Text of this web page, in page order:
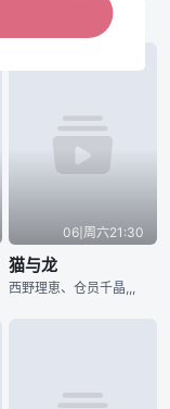
仓桥N泞,,,宫本実生
06|周六21:30
猫与龙
西野理恵、仓员千晶,,,